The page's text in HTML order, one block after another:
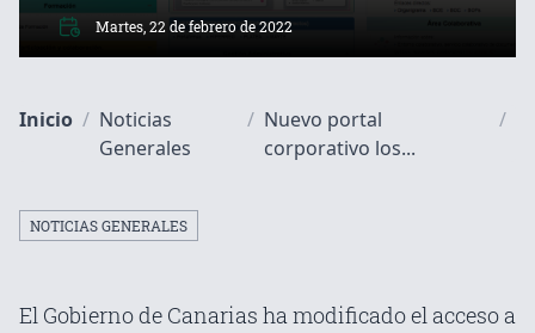
Martes, 22 de febrero de 2022
Inicio / Noticias
Generales
/ Nuevo portal
corporativo los...
/
NOTICIAS GENERALES
El Gobierno de Canarias ha modificado el acceso a